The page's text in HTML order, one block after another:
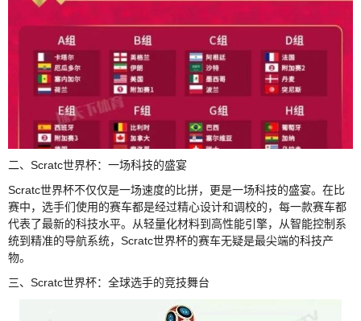
二、Scratc世界杯：一场科技的盛宴
Scratc世界杯不仅仅是一场速度的比拼，更是一场科技的盛宴。在比
赛中，选手们使用的赛车都是经过精心设计和调校的，每一款赛车都
代表了最新的科技水平。从轻量化材料到高性能引擎，从智能控制系
统到精准的导航系统，Scratc世界杯的赛车无疑是最尖端的科技产
物。
三、Scratc世界杯：全球选手的竞技舞台